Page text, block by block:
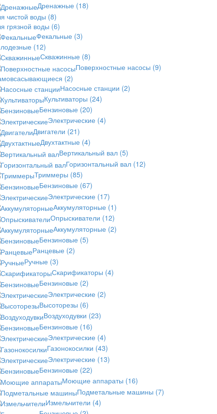
Дренажные (18)
чистой воды (8)
грязной воды (6)
Фекальные (3)
(12)
Скважинные (8)
Поверхностные насосы (9)
(2)
Насосные станции (2)
Культиваторы (24)
Бензиновые (20)
Электрические (4)
Двигатели (21)
Двухтактные (4)
Вертикальный вал (5)
Горизонтальный вал (12)
Триммеры (85)
Бензиновые (67)
Электрические (17)
Аккумуляторные (1)
Опрыскиватели (12)
Аккумуляторные (2)
Бензиновые (5)
Ранцевые (2)
Ручные (3)
Скарификаторы (4)
Бензиновые (2)
Электрические (2)
Высоторезы (6)
Воздуходувки (23)
Бензиновые (16)
Электрические (4)
Газонокосилки (43)
Электрические (13)
Бензиновые (22)
Моющие аппараты (16)
Подметальные машины (7)
Измельчители (4)